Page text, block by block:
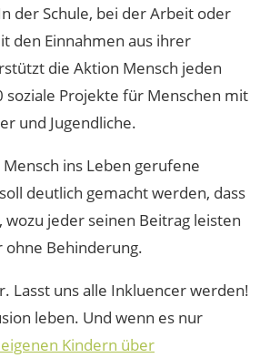
der Schule, bei der Arbeit oder
den Einnahmen aus ihrer
die Aktion Mensch jeden
soziale Projekte für Menschen mit
und Jugendliche.
ins Leben gerufene
deutlich gemacht werden, dass
wozu jeder seinen Beitrag leisten
ohne Behinderung.
Lasst uns alle Inkluencer werden!
leben. Und wenn es nur
Kindern über